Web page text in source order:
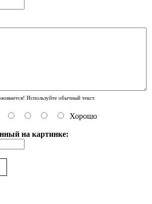
Используйте обычный текст.
Хорошо
на картинке: